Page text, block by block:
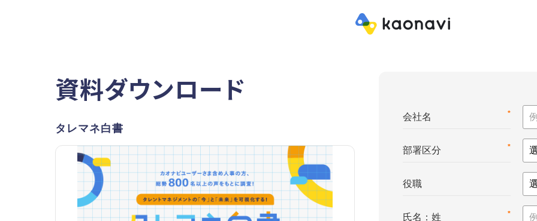
資料ダウンロード
タレマネ白書
*
会社名
*
部署区分
役職
*
氏名：姓